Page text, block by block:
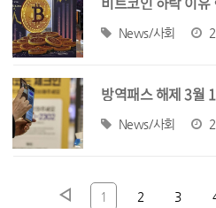
News/사회
방역패스 해제 3월
News/사회
1 2 3